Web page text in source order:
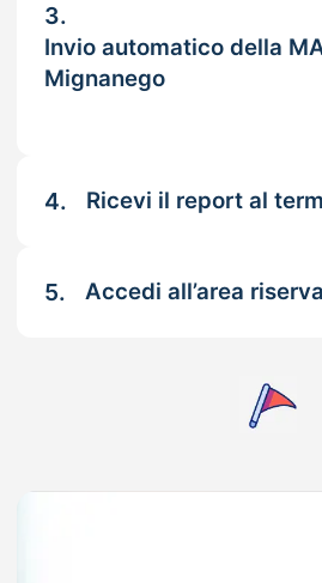
3.
Invio automatico della
Mignanego
4. Ricevi il report al
5. Accedi all’area